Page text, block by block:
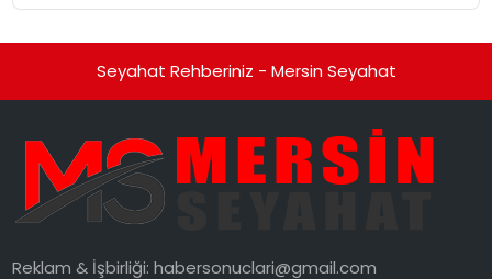
Seyahat Rehberiniz - Mersin Seyahat
Reklam & İşbirliği:habersonuclari@gmail.com